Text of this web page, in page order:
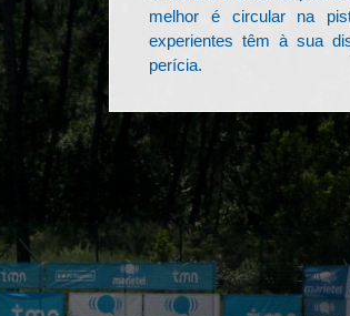
melhor é circular na
experientes têm à sua
perícia.